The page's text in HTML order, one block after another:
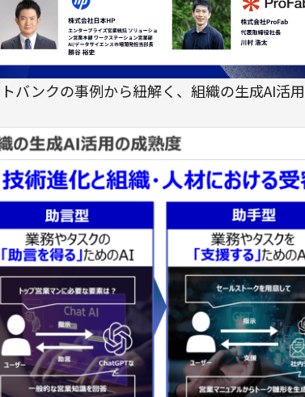
トバンクの事例から紐解く、組織の生成AI活